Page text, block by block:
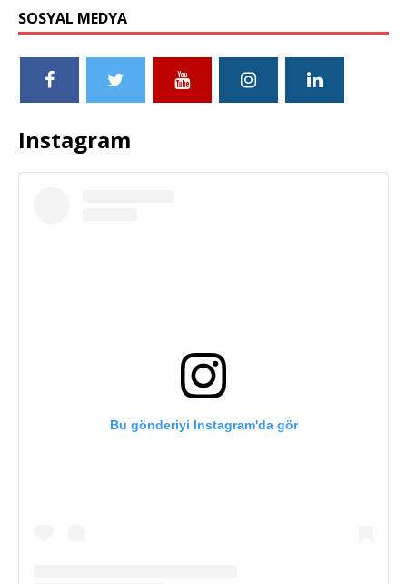
SOSYAL MEDYA
Instagram
Bu gönderiyi Instagram'da gör